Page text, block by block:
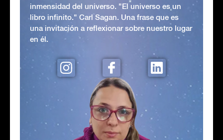
inmensidad del universo. "El universo es un
libro infinito." Carl Sagan. Una frase que es
una invitación a reflexionar sobre nuestro lugar
en él.